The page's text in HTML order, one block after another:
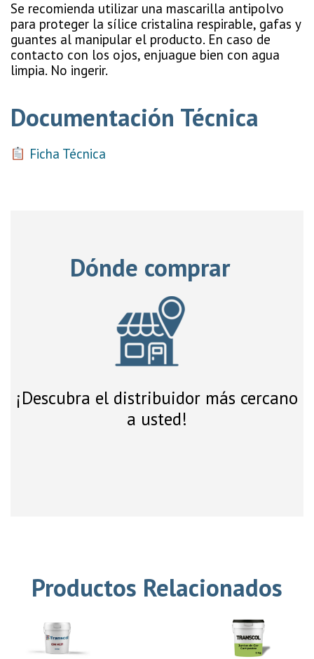
Se recomienda utilizar una mascarilla antipolvo
para proteger la sílice cristalina respirable, gafas y
guantes al manipular el producto. En caso de
contacto con los ojos, enjuague bien con agua
limpia. No ingerir.
Documentación Técnica
Ficha Técnica
Dónde comprar
¡Descubra el distribuidor más cercano
a usted!
Productos Relacionados